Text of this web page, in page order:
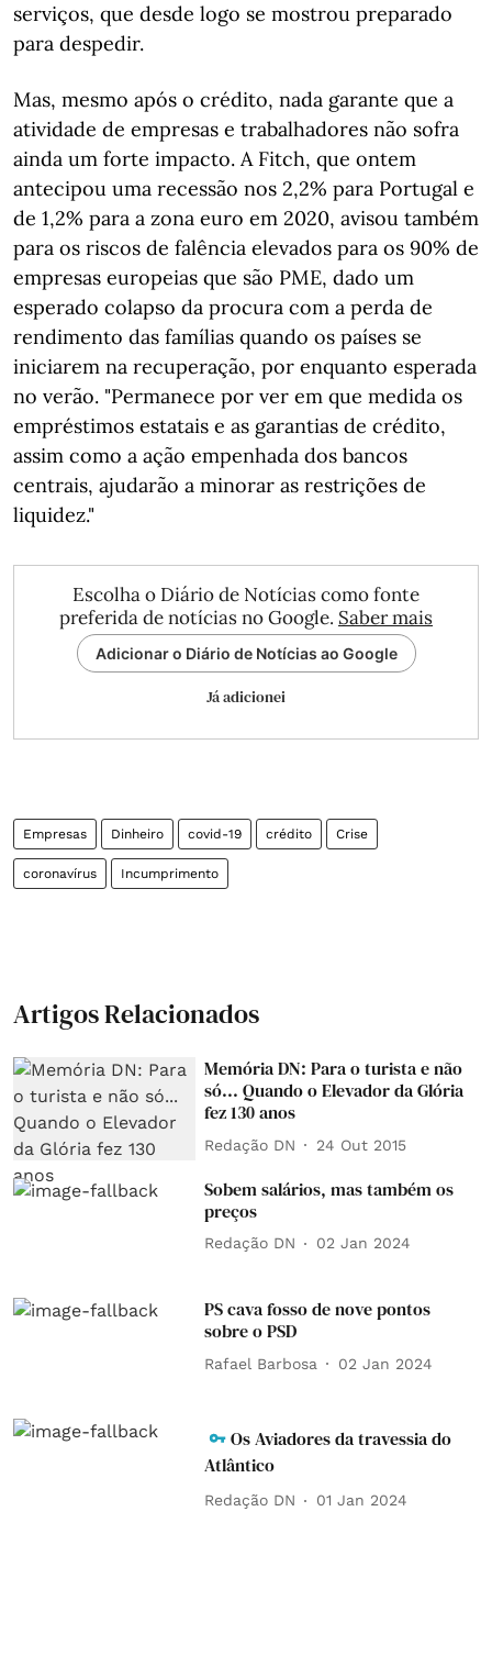
serviços, que desde logo se mostrou preparado
para despedir.
Mas, mesmo após o crédito, nada garante que a
atividade de empresas e trabalhadores não sofra
ainda um forte impacto. A Fitch, que ontem
antecipou uma recessão nos 2,2% para Portugal e
de 1,2% para a zona euro em 2020, avisou também
para os riscos de falência elevados para os 90% de
empresas europeias que são PME, dado um
esperado colapso da procura com a perda de
rendimento das famílias quando os países se
iniciarem na recuperação, por enquanto esperada
no verão. "Permanece por ver em que medida os
empréstimos estatais e as garantias de crédito,
assim como a ação empenhada dos bancos
centrais, ajudarão a minorar as restrições de
liquidez."
Escolha o Diário de Notícias como fonte
preferida de notícias no Google. Saber mais
Adicionar o Diário de Notícias ao Google
Já adicionei
Empresas Dinheiro covid-19 crédito Crise
coronavírus Incumprimento
Artigos Relacionados
Memória DN: Para o turista e não
só... Quando o Elevador da Glória
fez 130 anos
Redação DN 24 Out 2015
Sobem salários, mas também os
preços
Redação DN 02 Jan 2024
PS cava fosso de nove pontos
sobre o PSD
Rafael Barbosa 02 Jan 2024
Os Aviadores da travessia do
Atlântico
Redação DN 01 Jan 2024